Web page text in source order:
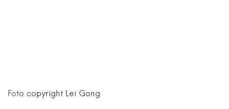
Foto copyright Lei Gong